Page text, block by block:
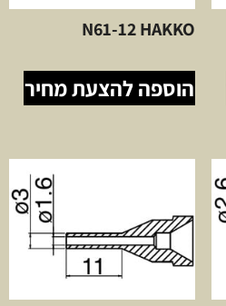
N61-12 HAKKO
הוספה להצעת מחיר